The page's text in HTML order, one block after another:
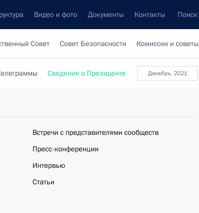
Видео и фото Документы Контакты Поиск
Совет Совет Безопасности Комиссии и советы
декабрь, 2021
Сведения о Президенте
Встречи с представителями сообществ
Пресс-конференции
Интервью
Статьи